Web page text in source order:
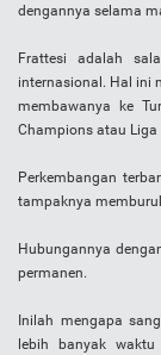
dengannya selama
Frattesi adalah
internasional. Hal ini
membawanya ke
Champions atau
Perkembangan
tampaknya
Hubungannya
permanen.
Inilah mengapa
lebih banyak